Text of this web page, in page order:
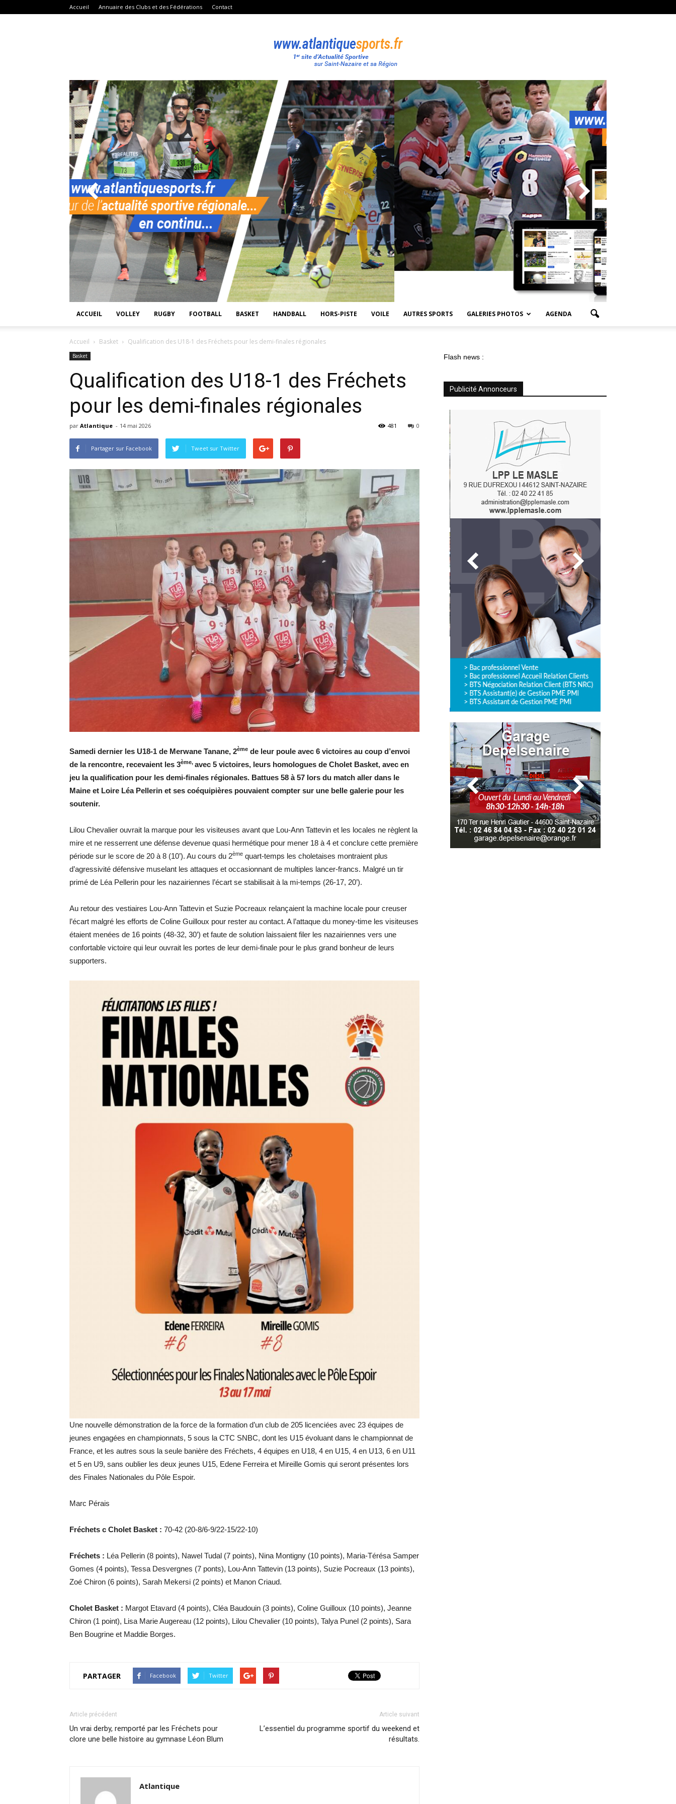
Accueil Annuaire des Clubs et des Fédérations Contact
Atlantique
Sport
ACCUEIL VOLLEY RUGBY FOOTBALL BASKET HANDBALL HORS-PISTE VOILE AUTRES SPORTS GALERIES PHOTOS AGENDA
Accueil Basket Qualification des U18-1 des Fréchets pour les demi-finales régionales
Basket
Qualification des U18-1 des Fréchets
pour les demi-finales régionales
par Atlantique - 14 mai 2026 0
481
Partager sur Facebook Tweet sur Twitter
Samedi dernier les U18-1 de Merwane Tanane, 2ème de leur poule avec 6 victoires au coup d’envoi
de la rencontre, recevaient les 3ème, avec 5 victoires, leurs homologues de Cholet Basket, avec en
jeu la qualification pour les demi-finales régionales. Battues 58 à 57 lors du match aller dans le
Maine et Loire Léa Pellerin et ses coéquipières pouvaient compter sur une belle galerie pour les
soutenir.
Lilou Chevalier ouvrait la marque pour les visiteuses avant que Lou-Ann Tattevin et les locales ne règlent la
mire et ne resserrent une défense devenue quasi hermétique pour mener 18 à 4 et conclure cette première
période sur le score de 20 à 8 (10’). Au cours du 2ème quart-temps les choletaises montraient plus
d’agressivité défensive muselant les attaques et occasionnant de multiples lancer-francs. Malgré un tir
primé de Léa Pellerin pour les nazairiennes l’écart se stabilisait à la mi-temps (26-17, 20’).
Au retour des vestiaires Lou-Ann Tattevin et Suzie Pocreaux relançaient la machine locale pour creuser
l’écart malgré les efforts de Coline Guilloux pour rester au contact. A l’attaque du money-time les visiteuses
étaient menées de 16 points (48-32, 30’) et faute de solution laissaient filer les nazairiennes vers une
confortable victoire qui leur ouvrait les portes de leur demi-finale pour le plus grand bonheur de leurs
supporters.
Une nouvelle démonstration de la force de la formation d’un club de 205 licenciées avec 23 équipes de
jeunes engagées en championnats, 5 sous la CTC SNBC, dont les U15 évoluant dans le championnat de
France, et les autres sous la seule banière des Fréchets, 4 équipes en U18, 4 en U15, 4 en U13, 6 en U11
et 5 en U9, sans oublier les deux jeunes U15, Edene Ferreira et Mireille Gomis qui seront présentes lors
des Finales Nationales du Pôle Espoir.
Marc Pérais
Fréchets c Cholet Basket : 70-42 (20-8/6-9/22-15/22-10)
Fréchets : Léa Pellerin (8 points), Nawel Tudal (7 points), Nina Montigny (10 points), Maria-Térésa Samper
Gomes (4 points), Tessa Desvergnes (7 ponts), Lou-Ann Tattevin (13 points), Suzie Pocreaux (13 points),
Zoé Chiron (6 points), Sarah Mekersi (2 points) et Manon Criaud.
Cholet Basket : Margot Etavard (4 points), Cléa Baudouin (3 points), Coline Guilloux (10 points), Jeanne
Chiron (1 point), Lisa Marie Augereau (12 points), Lilou Chevalier (10 points), Talya Punel (2 points), Sara
Ben Bougrine et Maddie Borges.
PARTAGER Facebook Twitter
Article précédent
Un vrai derby, remporté par les Fréchets pour
clore une belle histoire au gymnase Léon Blum
Article suivant
L’essentiel du programme sportif du weekend et
résultats.
Atlantique
Flash news :
Publicité Annonceurs